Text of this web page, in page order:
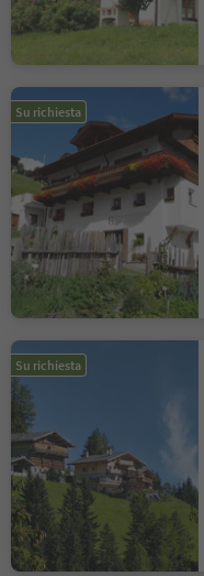
Su richiesta
Su richiesta